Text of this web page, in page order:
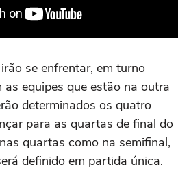
se enfrentar, em turno
as equipes que estão na outra
determinados os quatro
para as quartas de final do
quartas como na semifinal,
definido em partida única.